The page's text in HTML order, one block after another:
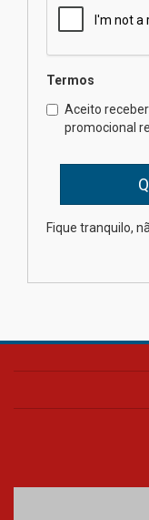
Termos
Aceito
promocional
Fique tranquilo,